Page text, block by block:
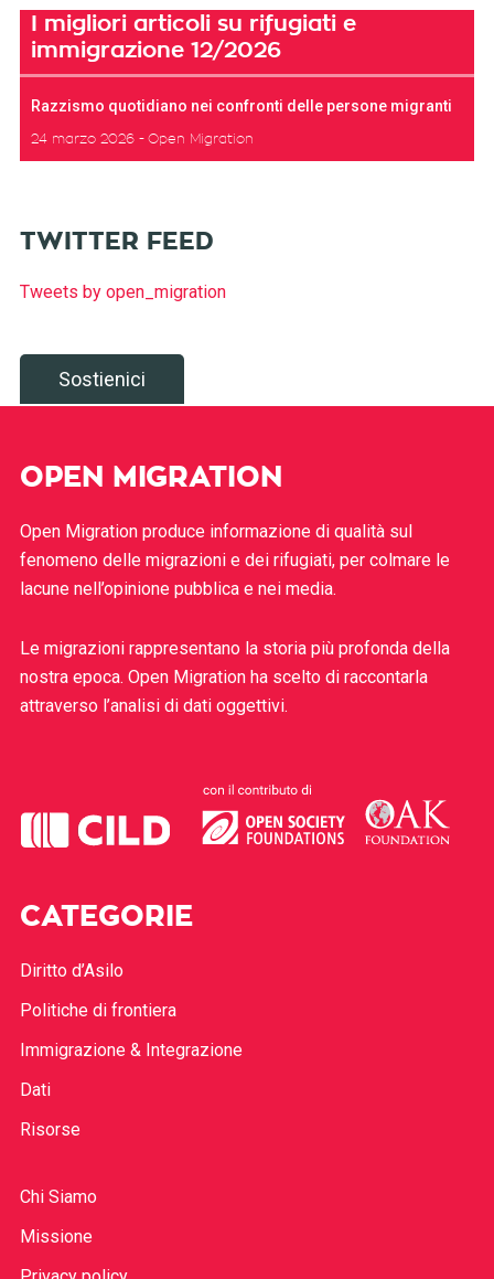
I migliori articoli su rifugiati e
immigrazione 12/2026
Razzismo quotidiano nei confronti delle persone migranti
24 marzo 2026 Open Migration
TWITTER FEED
Tweets by open_migration
Sostienici
OPEN MIGRATION
Open Migration produce informazione di qualità sul
fenomeno delle migrazioni e dei rifugiati, per colmare le
lacune nell’opinione pubblica e nei media.
Le migrazioni rappresentano la storia più profonda della
nostra epoca. Open Migration ha scelto di raccontarla
attraverso l’analisi di dati oggettivi.
CATEGORIE
Diritto d’Asilo
Politiche di frontiera
Immigrazione & Integrazione
Dati
Risorse
Chi Siamo
Missione